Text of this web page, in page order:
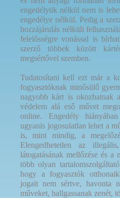
engedélyük nélkül nem is
engedélye nélkül. Pedig a
hozzájárulás nélküli
felelősségre vonással is
szerző többek között
megsértővel szemben.
Tudatosítani kell ezt már a
fogyasztóknak minősülő
nagyobb kárt is okozhatnak
védelem alá eső művet
online. Engedély
ugyanis jogosulatlan lehet a
is, mint mindig, a
Elengedhetetlen az
látogatásának mellőzése és
több olyan
hogy a fogyasztók
jogait nem sértve, havonta
műveket, hallgassanak zenét,